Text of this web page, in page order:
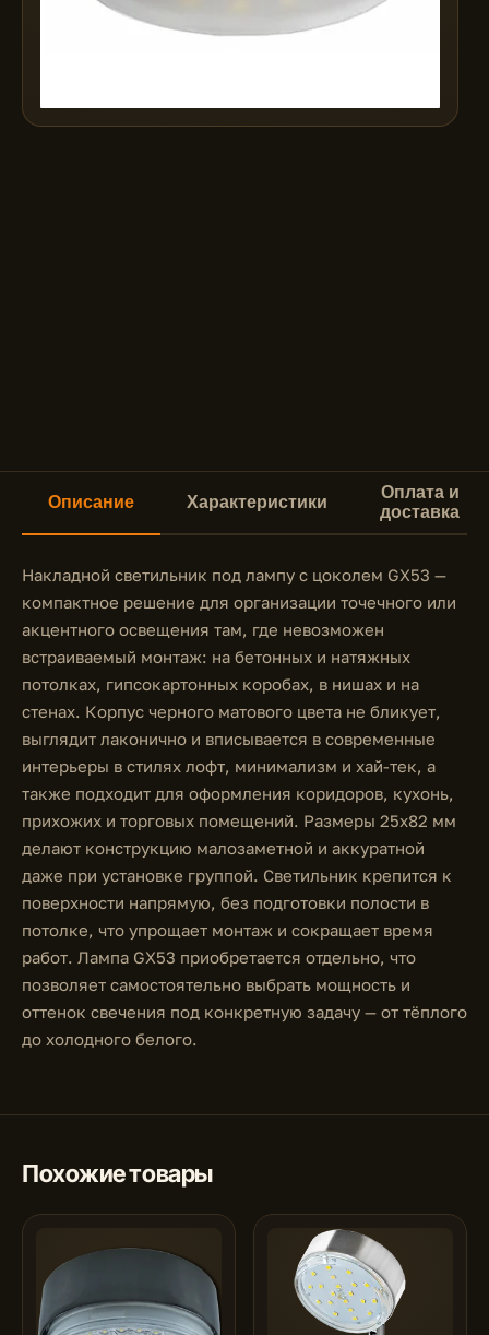
Описание Характеристики
Оплата и
доставка
Накладной светильник под лампу с цоколем GX53 —
компактное решение для организации точечного или
акцентного освещения там, где невозможен
встраиваемый монтаж: на бетонных и натяжных
потолках, гипсокартонных коробах, в нишах и на
стенах. Корпус черного матового цвета не бликует,
выглядит лаконично и вписывается в современные
интерьеры в стилях лофт, минимализм и хай-тек, а
также подходит для оформления коридоров, кухонь,
прихожих и торговых помещений. Размеры 25x82 мм
делают конструкцию малозаметной и аккуратной
даже при установке группой. Светильник крепится к
поверхности напрямую, без подготовки полости в
потолке, что упрощает монтаж и сокращает время
работ. Лампа GX53 приобретается отдельно, что
позволяет самостоятельно выбрать мощность и
оттенок свечения под конкретную задачу — от тёплого
до холодного белого.
Похожие товары